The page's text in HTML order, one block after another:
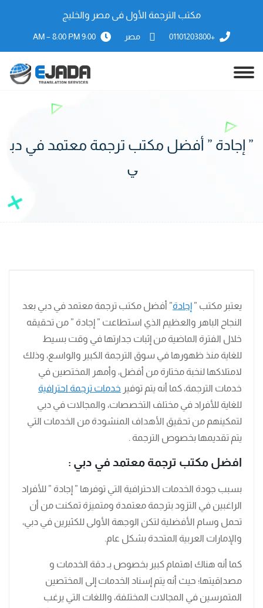
مكتب الترجمة الأول فى مصر والخليج
+01101203800 مصر 9:00 AM – 8:00 PM
” إجادة ” أفضل مكتب ترجمة معتمد في دب
ي
يعتبر مكتب ” إجادة” أفضل مكتب ترجمة معتمد في دبي بعد
النجاح الباهر والعظيم الذي استطاعت ” إجادة ” من تحقيقه
خلال الفترة الماضية من إثبات جدارتها في وقت بسيط
للغاية منذ ظهورها في سوق الترجمة الكبير والواسع، وذلك
لامتلاكها لنخبة مختارة من أفضل، وأمهر المختصين في
خدمات الترجمة، كما أنه يتم توفير خدمات ترجمة احترافية
للغاية للأفراد في مختلف التخصصات، والمجالات في دبي
لتمكينهم من تحقيق الأهداف المنشودة من الخدمات التي
يتم تقديمها بخصوص الترجمة .
افضل مكتب ترجمة معتمد في دبي :
بسبب جودة الخدمات الاحترافية التي توفرها ” إجادة ” للأفراد
الراغبين في التزود بترجمة معتمدة ومتميزة تمكنت من أن
تحمل وسام الأفضلية لتكن الوجهة الأولى للكثيرين في دبي،
والإمارات العربية المتحدة بشكل عام.
كما أنه هناك اهتمام كبير بخصوص بـ دقة الخدمات و
مصداقيتها؛ حيث أنه يتم إسناد الخدمات إلى المختصين
المتمرسين في المجالات المختلفة، واللغات التي يرغب